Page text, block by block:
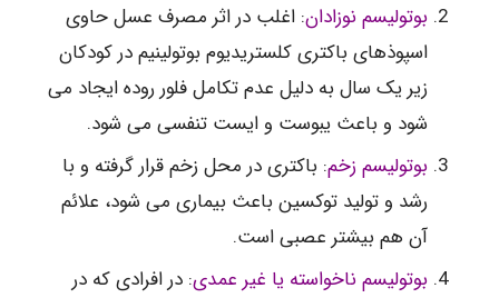
بوتولیسم نوزادان: اغلب در اثر مصرف عسل حاوی
اسپوذهای باکتری کلستریدیوم بوتولینیم در کودکان
زیر یک سال به دلیل عدم تکامل فلور روده ایجاد می
شود و باعث یبوست و ایست تنفسی می شود.
بوتولیسم زخم: باکتری در محل زخم قرار گرفته و با
رشد و تولید توکسین باعث بیماری می شود، علائم
آن هم بیشتر عصبی است.
بوتولیسم ناخواسته یا غیر عمدی: در افرادی که در